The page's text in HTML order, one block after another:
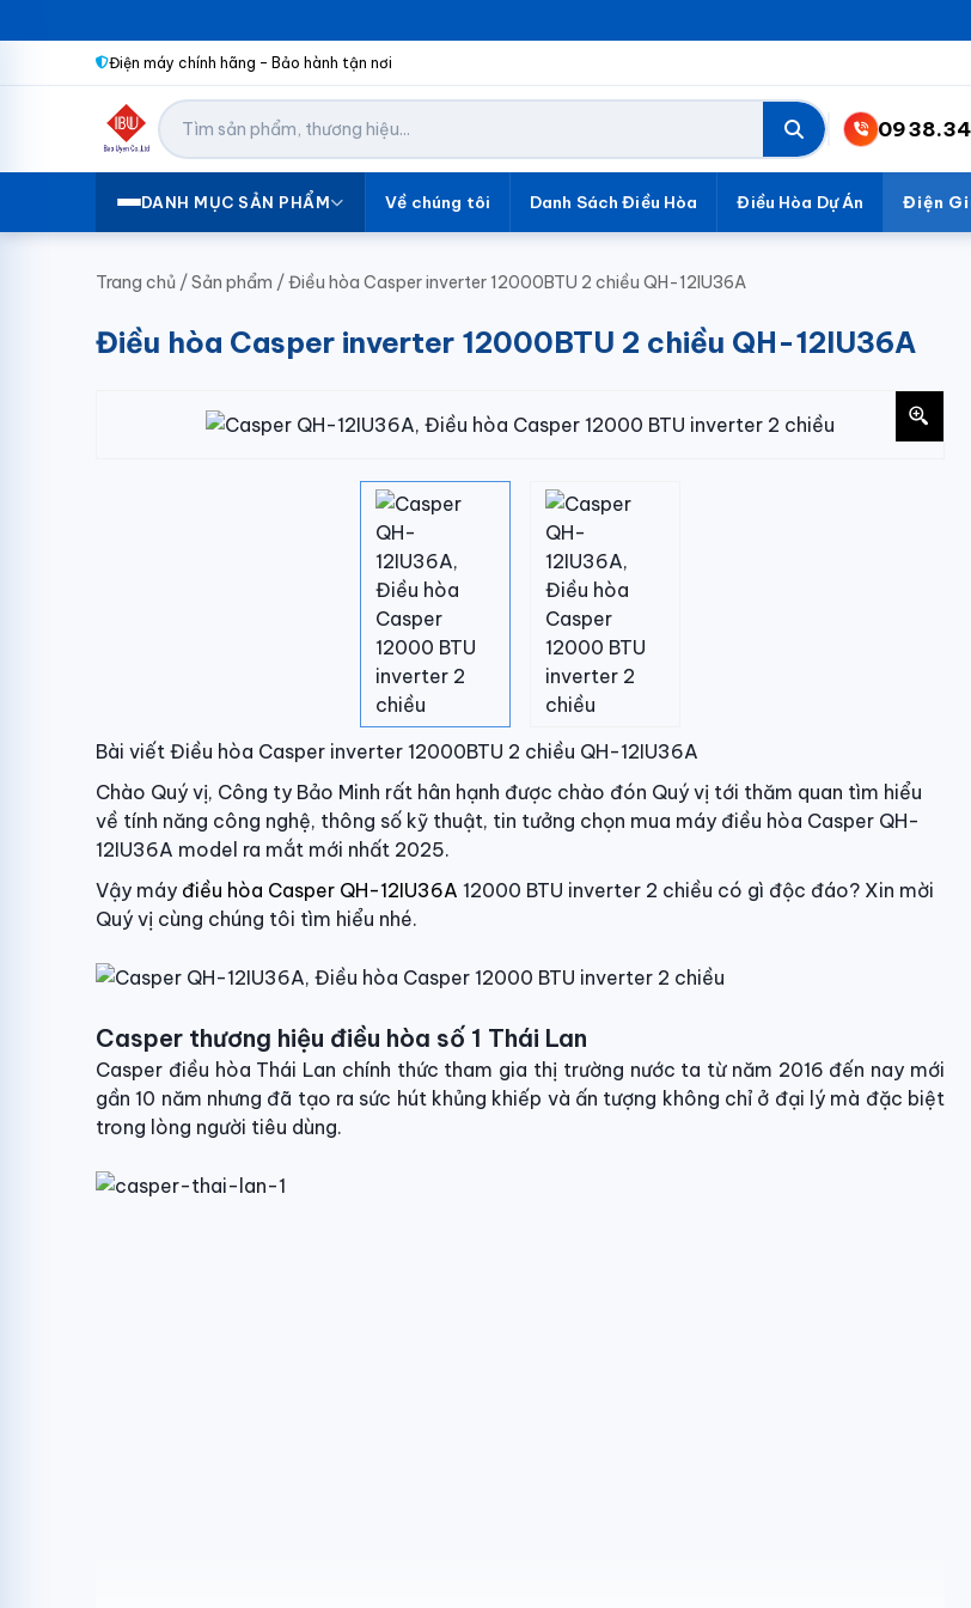
Điện máy chính hãng – Bảo hành tận nơi
DANH MỤC SẢN PHẨM Về chúng tôi Danh Sách Điều Hòa Điều Hòa Dự Án Điện
Trang chủ /Sản phẩm /Điều hòa Casper inverter 12000BTU 2 chiều QH-12IU36A
Điều hòa Casper inverter 12000BTU 2 chiều QH-12IU36A
Bài viết Điều hòa Casper inverter 12000BTU 2 chiều QH-12IU36A
Chào Quý vị, Công ty Bảo Minh rất hân hạnh được chào đón Quý vị tới thăm quan tìm hiểu
về tính năng công nghệ, thông số kỹ thuật, tin tưởng chọn mua máy điều hòa Casper QH-
12IU36A model ra mắt mới nhất 2025.
Vậy máy điều hòa Casper QH-12IU36A 12000 BTU inverter 2 chiều có gì độc đáo? Xin mời
Quý vị cùng chúng tôi tìm hiểu nhé.
Casper thương hiệu điều hòa số 1 Thái Lan
Casper điều hòa Thái Lan chính thức tham gia thị trường nước ta từ năm 2016 đến nay mới
gần 10 năm nhưng đã tạo ra sức hút khủng khiếp và ấn tượng không chỉ ở đại lý mà đặc biệt
trong lòng người tiêu dùng.